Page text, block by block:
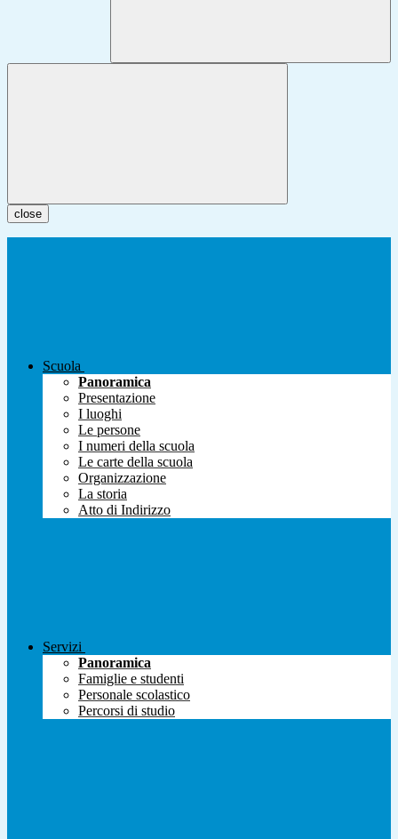
close
Scuola
Panoramica
Presentazione
I luoghi
Le persone
I numeri della scuola
Le carte della scuola
Organizzazione
La storia
Atto di Indirizzo
Servizi
Panoramica
Famiglie e studenti
Personale scolastico
Percorsi di studio